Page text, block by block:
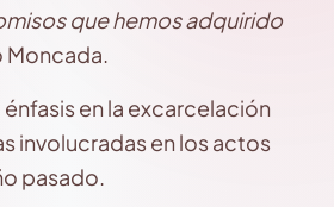
que hemos adquirido
Moncada.
énfasis en la excarcelación
involucradas en los actos
pasado.